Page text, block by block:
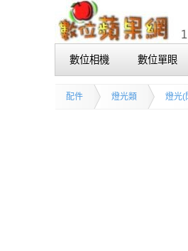
數位相機 數位單眼
配件 燈光類 燈光(